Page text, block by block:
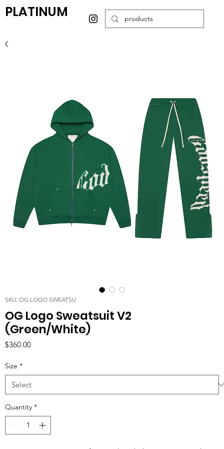
PLATINUM
SKU: OG LOGO SWEATSU
OG Logo Sweatsuit V2
(Green/White)
$360.00Price
Size *
Quantity *